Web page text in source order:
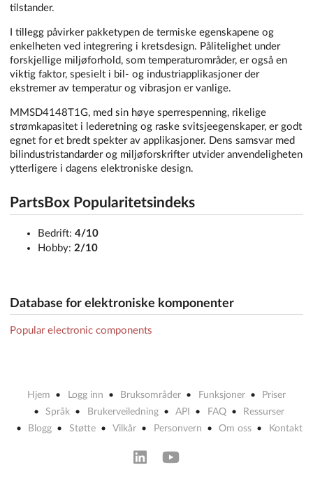
tilstander.
I tillegg påvirker pakketypen de termiske egenskapene og
enkelheten ved integrering i kretsdesign. Pålitelighet under
forskjellige miljøforhold, som temperaturområder, er også en
viktig faktor, spesielt i bil- og industriapplikasjoner der
ekstremer av temperatur og vibrasjon er vanlige.
MMSD4148T1G, med sin høye sperrespenning, rikelige
strømkapasitet i lederetning og raske svitsjeegenskaper, er godt
egnet for et bredt spekter av applikasjoner. Dens samsvar med
bilindustristandarder og miljøforskrifter utvider anvendeligheten
ytterligere i dagens elektroniske design.
PartsBox Popularitetsindeks
Bedrift: 4/10
Hobby: 2/10
Database for elektroniske komponenter
Popular electronic components
Hjem Logg inn Bruksområder Funksjoner
Priser
Språk
Brukerveiledning API FAQ
Ressurser
Blogg
Støtte Vilkår Personvern Om oss Kontakt